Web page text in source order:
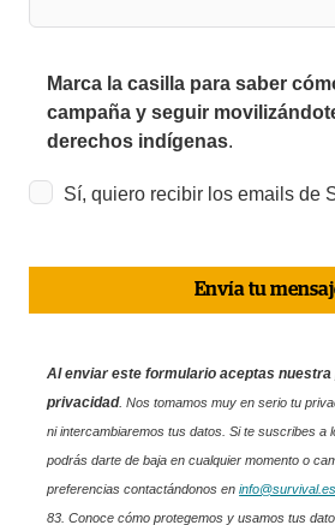
Marca la casilla para saber
campaña y seguir
derechos indígenas.
Sí, quiero recibir los emails de
Envía tu
Al enviar este formulario aceptas nuestra
privacidad.Nos tomamos muy en serio tu
ni intercambiaremos tus datos. Si te suscribes a
podrás darte de baja en cualquier momento o
preferencias contactándonos eninfo@survival.es
83. Conoce cómo protegemos y usamos tus